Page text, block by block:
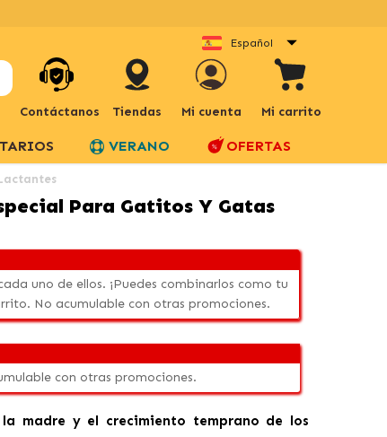
Español
Contáctanos Tiendas Mi cuenta Mi carrito
VERANO OFERTAS
Para Gatitos Y Gatas
uno de ellos. ¡Puedes combinarlos como tu
No acumulable con otras promociones.
con otras promociones.
madre y el crecimiento temprano de los